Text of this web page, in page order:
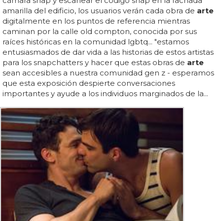
amarilla del edificio, los usuarios verán cada obra de arte
digitalmente en los puntos de referencia mientras
caminan por la calle old compton, conocida por sus
raíces históricas en la comunidad lgbtq... "estamos
entusiasmados de dar vida a las historias de estos artistas
para los snapchatters y hacer que estas obras de arte
sean accesibles a nuestra comunidad gen z - esperamos
que esta exposición despierte conversaciones
importantes y ayude a los individuos marginados de la...